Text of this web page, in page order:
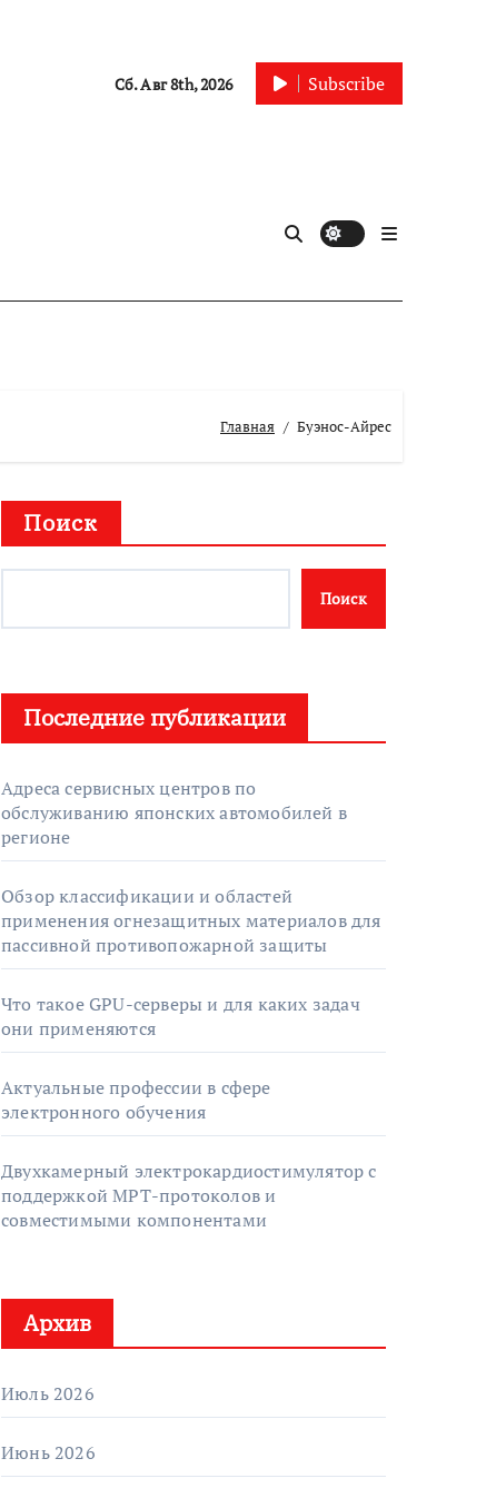
Сб. Авг 8th, 2026 Subscribe
Главная Буэнос-Айрес
Поиск
Поиск
Последние публикации
Адреса сервисных центров по
обслуживанию японских автомобилей в
регионе
Обзор классификации и областей
применения огнезащитных материалов для
пассивной противопожарной защиты
Что такое GPU-серверы и для каких задач
они применяются
Актуальные профессии в сфере
электронного обучения
Двухкамерный электрокардиостимулятор с
поддержкой МРТ-протоколов и
совместимыми компонентами
Архив
Июль 2026
Июнь 2026